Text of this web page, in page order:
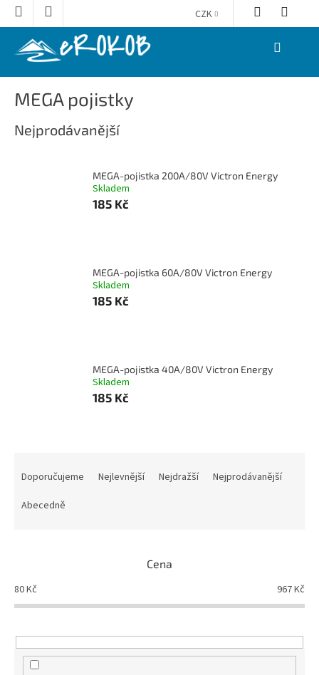
Přejít
CZK
NÁKUPNÍ
MEGA pojistky
Nejprodávanější
MEGA-pojistka 200A/80V Victron Energy
Skladem
185 Kč
MEGA-pojistka 60A/80V Victron Energy
Skladem
185 Kč
MEGA-pojistka 40A/80V Victron Energy
Skladem
185 Kč
o
d
k
t
Doporučujeme Nejlevnější Nejdražší
Nejprodávanější
Abecedně
Cena
80Kč 967Kč